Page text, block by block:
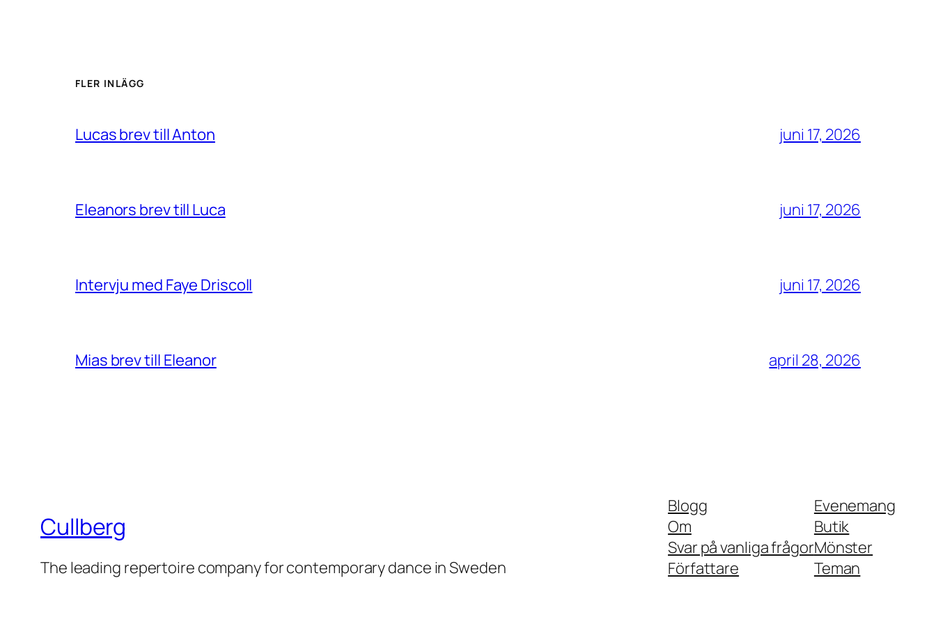
FLER INLÄGG
Lucas brev till Anton juni 17, 2026
Eleanors brev till Luca juni 17, 2026
Intervju med Faye Driscoll juni 17, 2026
Mias brev till Eleanor april 28, 2026
Cullberg
The leading repertoire company for contemporary dance in Sweden
Blogg
Om
Svar på vanliga frågor
Författare
Evenemang
Butik
Mönster
Teman